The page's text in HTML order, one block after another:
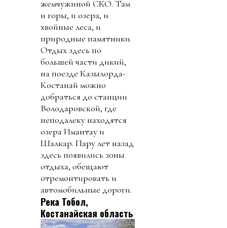
жемчужиной СКО. Там
и горы, и озера, и
хвойные леса, и
природные памятники.
Отдых здесь по
большей части дикий,
на поезде Казылорда-
Костанай можно
добраться до станции
Володаровской, где
неподалеку находятся
озера Имантау и
Шалкар. Пару лет назад
здесь появились зоны
отдыха, обещают
отремонтировать и
автомобильные дороги.
Река Тобол,
Костанайская область